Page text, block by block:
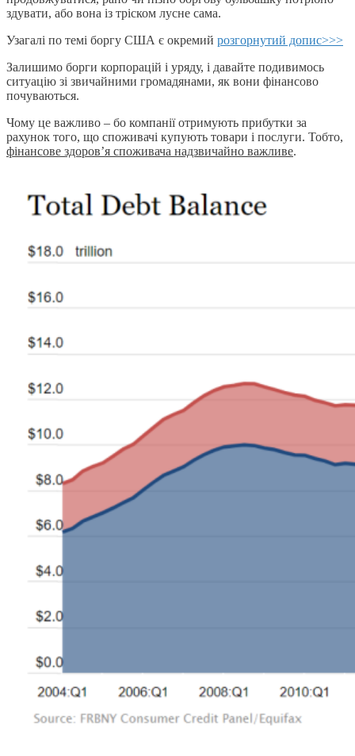
здувати, або вона із тріском лусне сама.
Узагалі по темі боргу США є окремий розгорнутий допис>>>
Залишимо борги корпорацій і уряду, і давайте подивимось
ситуацію зі звичайними громадянами, як вони фінансово
почуваються.
Чому це важливо – бо компанії отримують прибутки за
рахунок того, що споживачі купують товари і послуги. Тобто,
фінансове здоров’я споживача надзвичайно важливе.